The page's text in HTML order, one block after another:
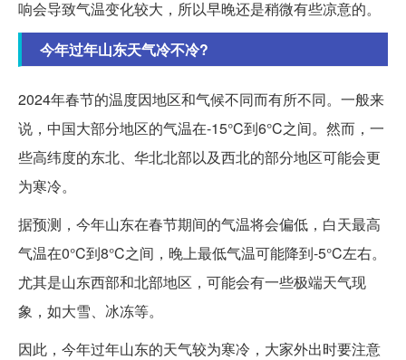
响会导致气温变化较大，所以早晚还是稍微有些凉意的。
今年过年山东天气冷不冷?
2024年春节的温度因地区和气候不同而有所不同。一般来
说，中国大部分地区的气温在-15°C到6°C之间。然而，一
些高纬度的东北、华北北部以及西北的部分地区可能会更
为寒冷。
据预测，今年山东在春节期间的气温将会偏低，白天最高
气温在0°C到8°C之间，晚上最低气温可能降到-5°C左右。
尤其是山东西部和北部地区，可能会有一些极端天气现
象，如大雪、冰冻等。
因此，今年过年山东的天气较为寒冷，大家外出时要注意